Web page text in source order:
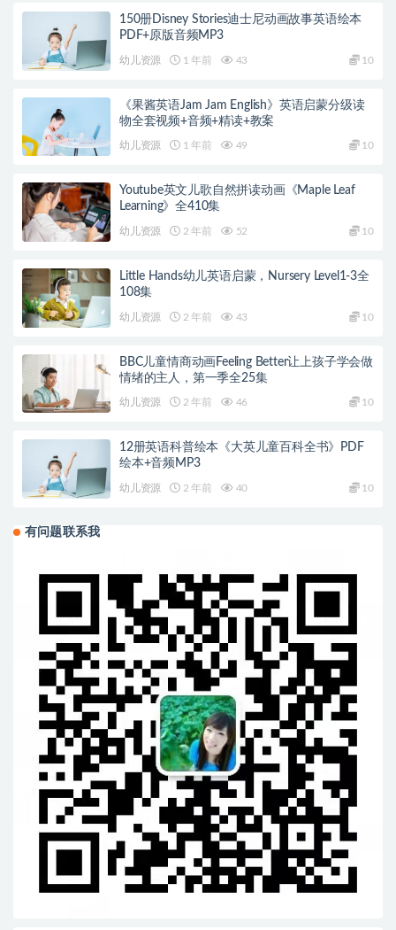
150册Disney Stories迪士尼动画故事英语绘本
PDF+原版音频MP3
幼儿资源 1 年前 43 10
《果酱英语Jam Jam English》英语启蒙分级读
物全套视频+音频+精读+教案
幼儿资源 1 年前 49 10
Youtube英文儿歌自然拼读动画《Maple Leaf
Learning》全410集
幼儿资源 2 年前 52 10
Little Hands幼儿英语启蒙，Nursery Level1-3全
108集
幼儿资源 2 年前 43 10
BBC儿童情商动画Feeling Better让上孩子学会做
情绪的主人，第一季全25集
幼儿资源 2 年前 46 10
12册英语科普绘本《大英儿童百科全书》PDF
绘本+音频MP3
幼儿资源 2 年前 40 10
有问题联系我